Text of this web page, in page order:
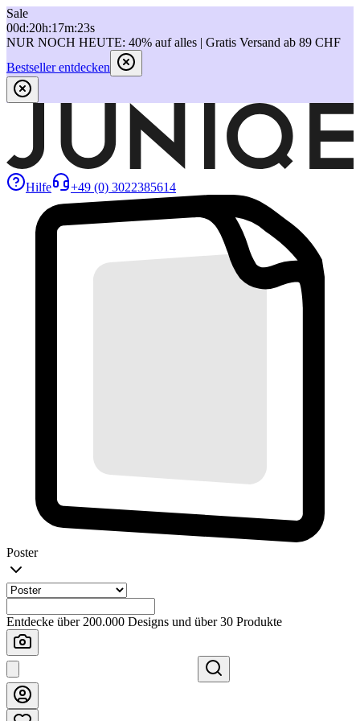
Sale
00d:20h:17m:23s
NUR NOCH HEUTE: 40% auf alles | Gratis Versand ab 89 CHF
Bestseller entdecken
Hilfe +49 (0) 3022385614
Poster
Entdecke über 200.000 Designs und über 30 Produkte